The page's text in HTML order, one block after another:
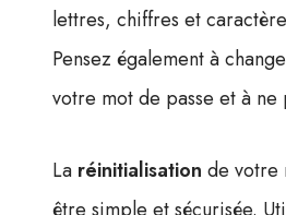
lettres, chiffres et
Pensez également à
votre mot de passe et à ne
La réinitialisation de votre